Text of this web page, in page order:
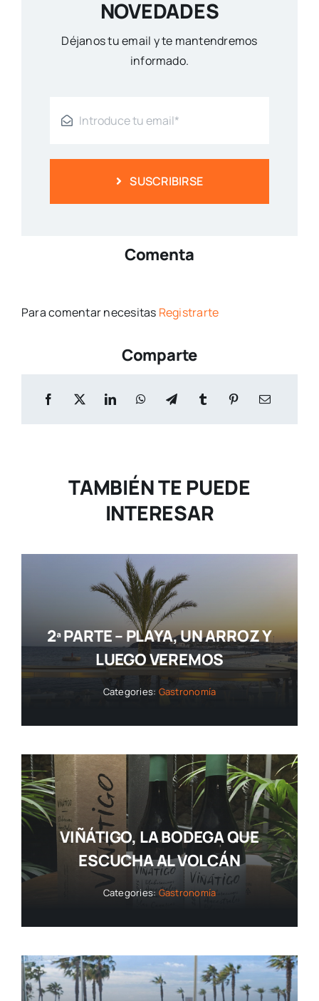
NOVEDADES
Déjanos tu email y te mantendremos
informado.
SUSCRIBIRSE
Comenta
Para comentar necesitas Registrarte
Comparte
TAMBIÉN TE PUEDE
INTERESAR
2ª PARTE – PLAYA, UN ARROZ Y
LUEGO VEREMOS
Categories: Gastronomía
VIÑÁTIGO, LA BODEGA QUE
ESCUCHA AL VOLCÁN
Categories:Gastronomía